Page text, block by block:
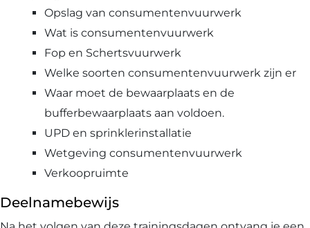
Opslag van consumentenvuurwerk
Wat is consumentenvuurwerk
Fop en Schertsvuurwerk
Welke soorten consumentenvuurwerk zijn er
Waar moet de bewaarplaats en de
bufferbewaarplaats aan voldoen.
UPD en sprinklerinstallatie
Wetgeving consumentenvuurwerk
Verkoopruimte
Deelnamebewijs